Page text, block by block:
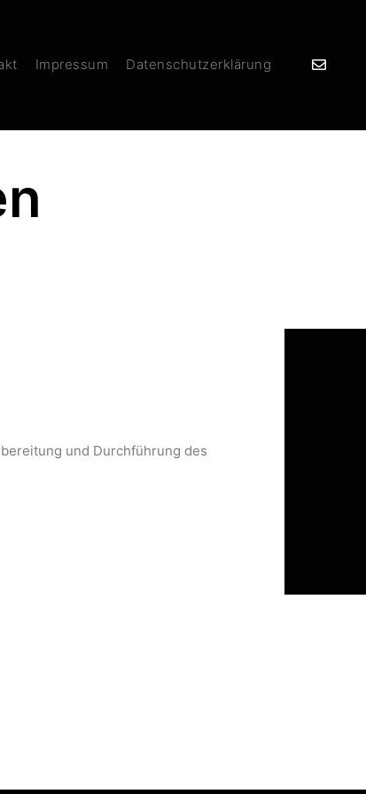
Impressum Datenschutzerklärung
und Durchführung des